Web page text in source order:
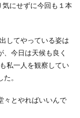
にせずに今回も１本
してやっている姿は
今日は天候も良く
私一人を観察してい
。
々とやればいいんで